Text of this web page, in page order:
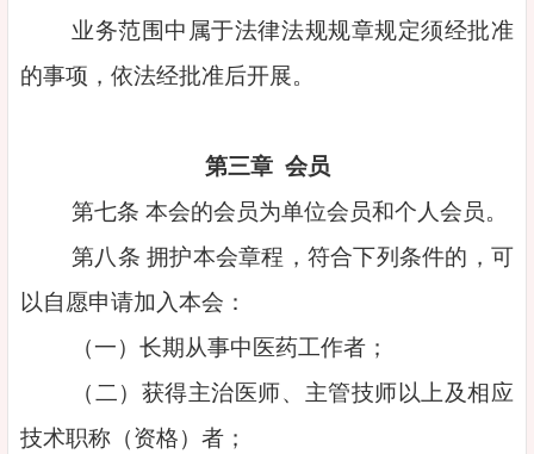
业务范围中属于法律法规规章规定须经批准
的事项，依法经批准后开展。
第三章 会员
第七条 本会的会员为单位会员和个人会员。
第八条 拥护本会章程，符合下列条件的，可
以自愿申请加入本会：
（一）长期从事中医药工作者；
（二）获得主治医师、主管技师以上及相应
技术职称（资格）者；